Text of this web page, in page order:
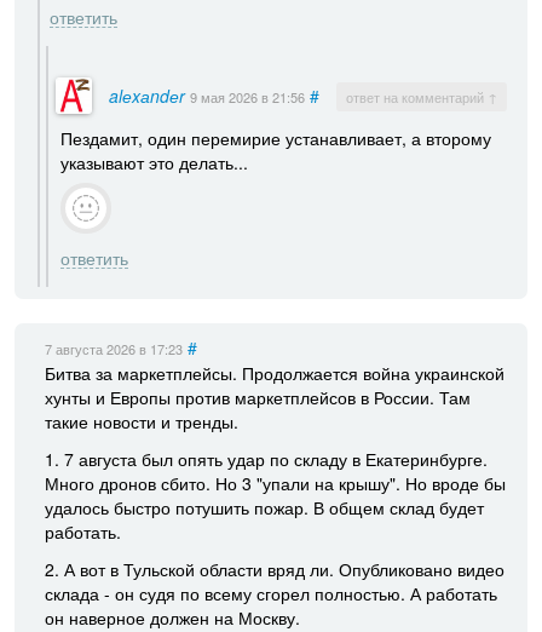
ответить
alеxаndеr 9 мая 2026 в 21:56 # ответ на комментарий ↑
Пездамит, один перемирие устанавливает, а второму
указывают это делать...
ответить
7 августа 2026 в 17:23 #
Битва за маркетплейсы. Продолжается война украинской
хунты и Европы против маркетплейсов в России. Там
такие новости и тренды.
1. 7 августа был опять удар по складу в Екатеринбурге.
Много дронов сбито. Но 3 "упали на крышу". Но вроде бы
удалось быстро потушить пожар. В общем склад будет
работать.
2. А вот в Тульской области вряд ли. Опубликовано видео
склада - он судя по всему сгорел полностью. А работать
он наверное должен на Москву.